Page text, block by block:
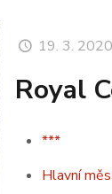
19. 3. 2020
Royal
***
Hlavní